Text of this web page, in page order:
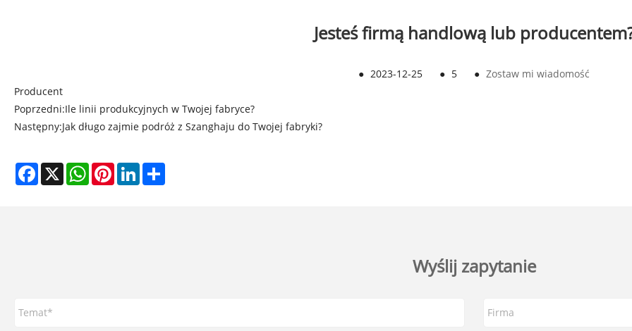
Jesteś firmą handlową lub
● 2023-12-25 ● 5 ● Zostaw mi wiadomość
Producent
Poprzedni:Ile linii produkcyjnych w Twojej fabryce?
Następny:Jak długo zajmie podróż z Szanghaju do Twojej fabryki?
Facebook
X WhatsAppPinterestLinkedIn
Wyślij zapytanie